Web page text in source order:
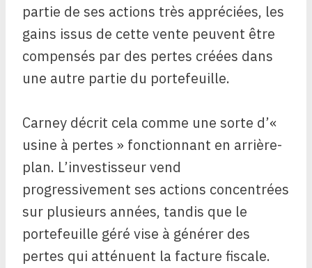
partie de ses actions très appréciées, les
gains issus de cette vente peuvent être
compensés par des pertes créées dans
une autre partie du portefeuille.
Carney décrit cela comme une sorte d’«
usine à pertes » fonctionnant en arrière-
plan. L’investisseur vend
progressivement ses actions concentrées
sur plusieurs années, tandis que le
portefeuille géré vise à générer des
pertes qui atténuent la facture fiscale.